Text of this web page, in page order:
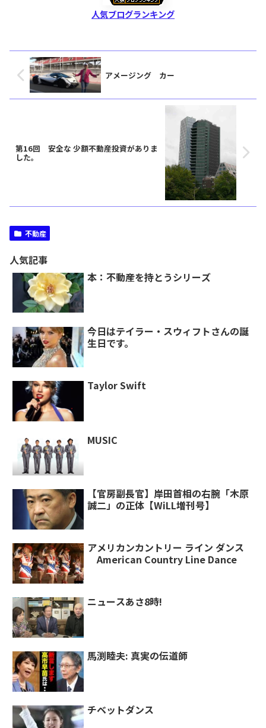
人気ブログランキング
アメージング カー
第16回 安全な 少額不動産投資がありま
した。
不動産
人気記事
本：不動産を持とうシリーズ
今日はテイラー・スウィフトさんの誕
生日です。
Taylor Swift
MUSIC
【官房副長官】岸田首相の右腕「木原
誠二」の正体【WiLL増刊号】
アメリカンカントリー ライン ダンス
American Country Line Dance
ニュースあさ8時!
馬渕睦夫: 真実の伝道師
チベットダンス